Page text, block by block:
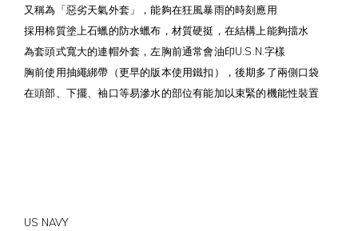
又稱為「惡劣天氣外套」，能夠在狂風暴雨的時刻應用
採用棉質塗上石蠟的防水蠟布，材質硬挺，在結構上能夠擋水
為套頭式寬大的連帽外套，左胸前通常會油印U.S.N.字樣
胸前使用抽繩綁帶（更早的版本使用鐵扣），後期多了兩側口袋
在頭部、下擺、袖口等易滲水的部位有能加以束緊的機能性裝置
US NAVY